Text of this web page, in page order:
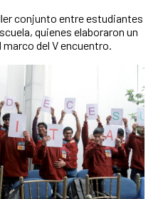
conjunto entre estudiantes
quienes elaboraron un
del V encuentro.